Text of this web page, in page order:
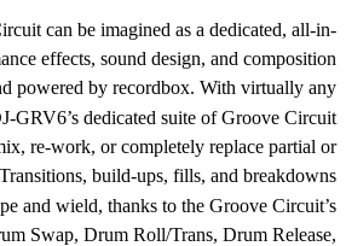
can be imagined as a dedicated, all-in-
effects, sound design, and composition
powered by recordbox. With virtually any
GRV6’s dedicated suite of Groove Circuit
re-work, or completely replace partial or
build-ups, fills, and breakdowns
and wield, thanks to the Groove Circuit’s
Swap, Drum Roll/Trans, Drum Release,